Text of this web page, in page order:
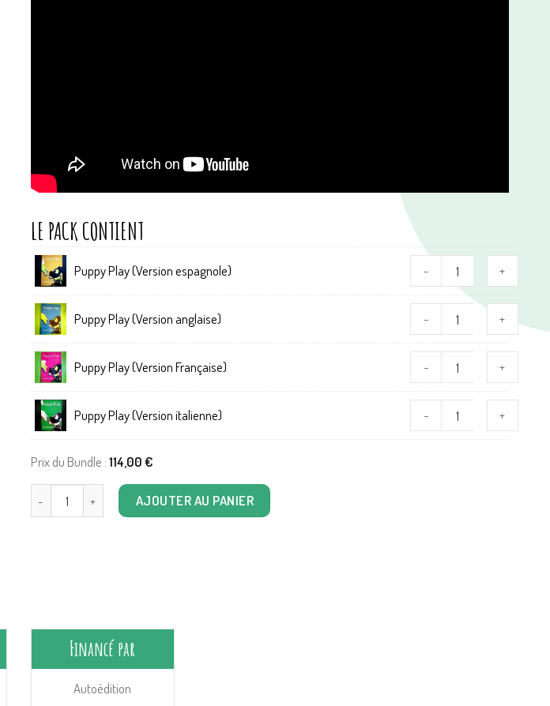
Puppy Play (Version espagnole) - +
Puppy Play (Version anglaise) - +
Puppy Play (Version Française) - +
Puppy Play (Version italienne) - +
Prix du Bundle :114,00€
quantité de Puppy-Play (en 4 langues)
AJOUTER AU PANIER
Financé par
Autoédition